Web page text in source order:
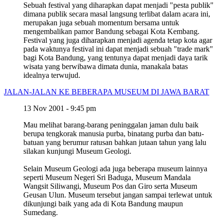
Sebuah festival yang diharapkan dapat menjadi "pesta publik"
dimana publik secara masal langsung terlibat dalam acara ini,
merupakan juga sebuah momentum bersama untuk
mengembalikan pamor Bandung sebagai Kota Kembang.
Festival yang juga diharapkan menjadi agenda tetap kota agar
pada waktunya festival ini dapat menjadi sebuah "trade mark"
bagi Kota Bandung, yang tentunya dapat menjadi daya tarik
wisata yang berwibawa dimata dunia, manakala batas
idealnya terwujud.
JALAN-JALAN KE BEBERAPA MUSEUM DI JAWA BARAT
13 Nov 2001 - 9:45 pm
Mau melihat barang-barang peninggalan jaman dulu baik
berupa tengkorak manusia purba, binatang purba dan batu-
batuan yang berumur ratusan bahkan jutaan tahun yang lalu
silakan kunjungi Museum Geologi.
Selain Museum Geologi ada juga beberapa museum lainnya
seperti Museum Negeri Sri Baduga, Museum Mandala
Wangsit Siliwangi, Museum Pos dan Giro serta Museum
Geusan Ulun. Museum tersebut jangan sampai terlewat untuk
dikunjungi baik yang ada di Kota Bandung maupun
Sumedang.